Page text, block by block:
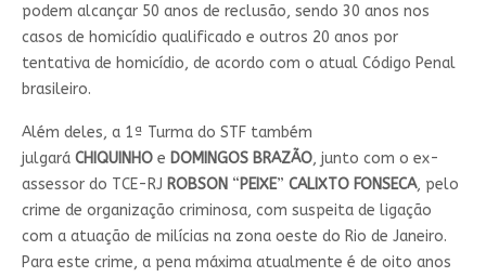
podem alcançar 50 anos de reclusão, sendo 30 anos nos
casos de homicídio qualificado e outros 20 anos por
tentativa de homicídio, de acordo com o atual Código Penal
brasileiro.
Além deles, a 1ª Turma do STF também
julgará CHIQUINHOe DOMINGOS BRAZÃO, junto com o ex-
assessor do TCE-RJ ROBSON “PEIXE” CALIXTO FONSECA, pelo
crime de organização criminosa, com suspeita de ligação
com a atuação de milícias na zona oeste do Rio de Janeiro.
Para este crime, a pena máxima atualmente é de oito anos